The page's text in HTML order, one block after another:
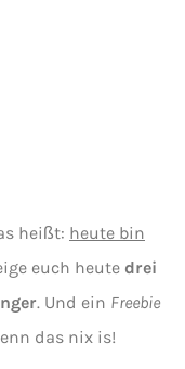
heißt: heute bin
euch heute drei
. Und ein Freebie
das nix is!